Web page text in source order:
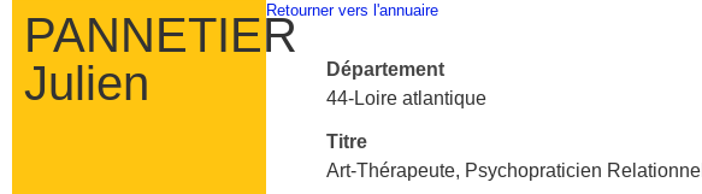
PANNETIER
Julien
Retourner vers l'annuaire
Département
44-Loire atlantique
Titre
Art-Thérapeute, Psychopraticien Relationnel